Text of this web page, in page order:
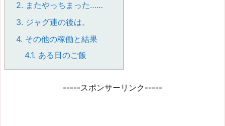
2. またやっちまった……
3. ジャグ連の後は。
4. その他の稼働と結果
4.1. ある日のご飯
-----スポンサーリンク-----